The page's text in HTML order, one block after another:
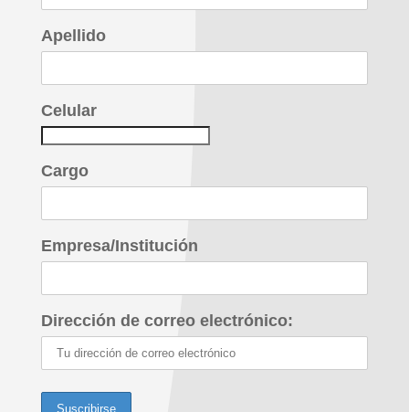
Apellido
Celular
Cargo
Empresa/Institución
Dirección de correo electrónico: